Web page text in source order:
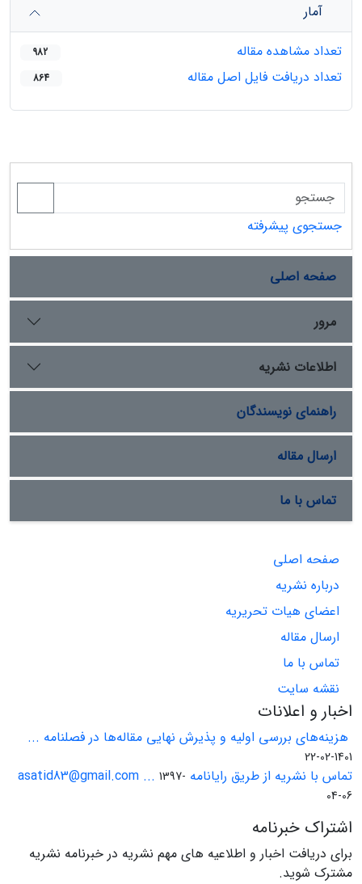
آمار
تعداد مشاهده مقاله
982
تعداد دریافت فایل اصل مقاله 864
جستجوی پیشرفته
صفحه اصلی
مرور
اطلاعات نشریه
راهنمای نویسندگان
ارسال مقاله
تماس با ما
صفحه اصلی
درباره نشریه
اعضای هیات تحریریه
ارسال مقاله
تماس با ما
نقشه سایت
اخبار و اعلانات
هزینه‌های بررسی اولیه و پذیرش نهایی مقاله‌ها در فصلنامه ...
1401-02-22
تماس با نشریه از طریق رایانامه asatid83@gmail.com ... 1397-
04-06
اشتراک خبرنامه
برای دریافت اخبار و اطلاعیه های مهم نشریه در خبرنامه نشریه
مشترک شوید.